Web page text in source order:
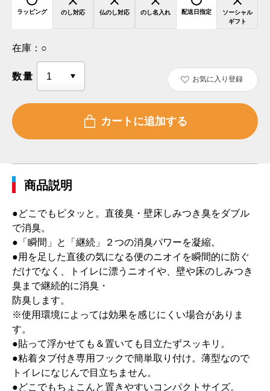
ラッピング のし対応 仏のし対応 のし名入れ 配送日指定
ソーシャル
ギフト
在庫： ○
数量 お気に入り登録
商品説明
●どこでもピタッと。直後臭・壁床しみつき臭をダブル
で消臭。
●「瞬間」と「継続」２つの消臭パワーを凝縮。
●用を足した直後の気になる便のニオイを瞬間的に防ぐ
だけでなく、トイレに漂うニオイや、壁や床のしみつき
臭まで継続的に消臭・
防臭します。
※使用環境によっては効果を感じにくい場合がありま
す。
●貼って浮かせても＆置いても目立たずスッキリ。
●粘着タブ付き専用フックで簡単取り付け。薄型なので
トイレになじんで目立ちません。
●どこでもちょこんと置きやすいコンパクトサイズ。